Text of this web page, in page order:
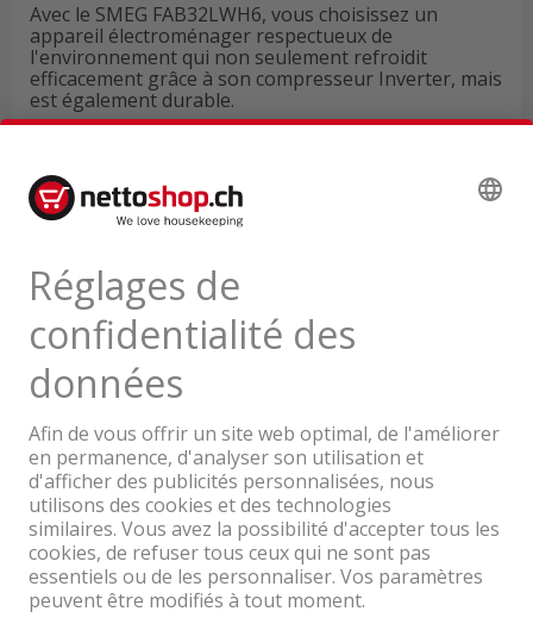
Avec le SMEG FAB32LWH6, vous choisissez un
appareil électroménager respectueux de
l'environnement qui non seulement refroidit
efficacement grâce à son compresseur Inverter, mais
est également durable.
Données techniques
Une entreprise du Groupe Coop